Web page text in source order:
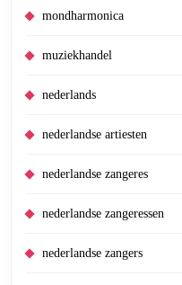
mondharmonica
muziekhandel
nederlands
nederlandse artiesten
nederlandse zangeres
nederlandse zangeressen
nederlandse zangers